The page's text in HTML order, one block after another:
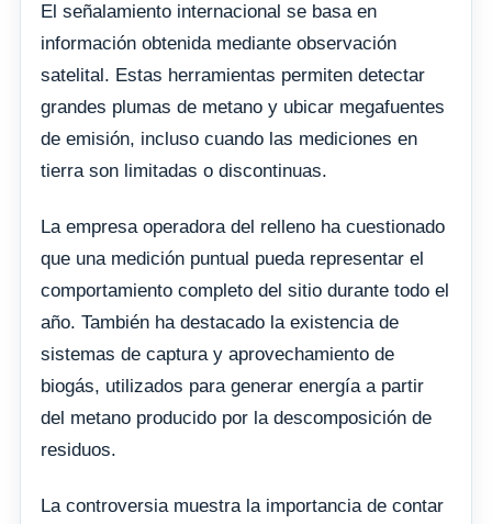
El señalamiento internacional se basa en
información obtenida mediante observación
satelital. Estas herramientas permiten detectar
grandes plumas de metano y ubicar megafuentes
de emisión, incluso cuando las mediciones en
tierra son limitadas o discontinuas.
La empresa operadora del relleno ha cuestionado
que una medición puntual pueda representar el
comportamiento completo del sitio durante todo el
año. También ha destacado la existencia de
sistemas de captura y aprovechamiento de
biogás, utilizados para generar energía a partir
del metano producido por la descomposición de
residuos.
La controversia muestra la importancia de contar